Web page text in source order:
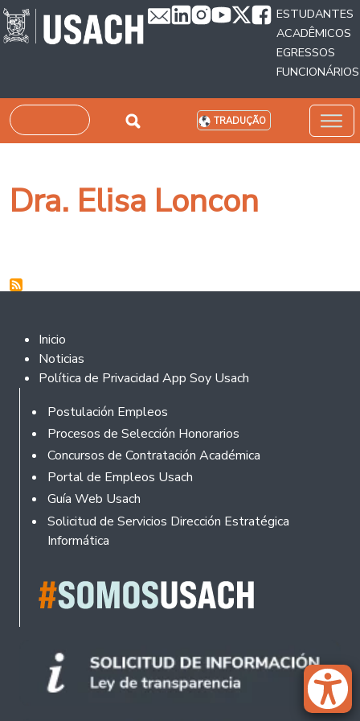
Passar para o conteúdo principal
ESTUDANTES
ACADÊMICOS
EGRESSOS
FUNCIONÁRIOS
Pesquisar TRADUÇÃO
Dra. Elisa Loncon
Footer 2
Inicio
Noticias
Política de Privacidad App Soy Usach
Rodapé
Postulación Empleos
Procesos de Selección Honorarios
Concursos de Contratación Académica
Portal de Empleos Usach
Guía Web Usach
Solicitud de Servicios Dirección Estratégica
Informática